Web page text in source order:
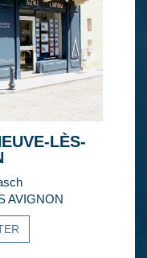
LÈS-
AVIGNON